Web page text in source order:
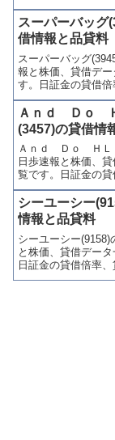
残(信用買残、信用
(逆日歩)、東証の週
(注意喚起・申込停
り関連情報を集計し
かりやすくまとめ
ます。
スーパーバッグ
借情報と品貸料
スーパーバッグ
報と株価、貸借デ
す。日証金の貸借倍
(信用買残、信用売
(逆日歩)、東証の週
(注意喚起・申込停
り関連情報を集計
かりやすくまとめ
ます。
Ａｎｄ Ｄｏ
(3457)の貸借情
Ａｎｄ Ｄｏ ＨＬ
日歩速報と株価、
覧です。日証金の
借残(信用買残、信
料(逆日歩)、東証の
制(注意喚起・申込停
売り関連情報を集計
わかりやすくまと
います。
シーユーシー
情報と品貸料
シーユーシー(9158)
と株価、貸借データ
日証金の貸借倍率、
買残、信用売残)、
喚起・申込停止)な
連情報を集計し、